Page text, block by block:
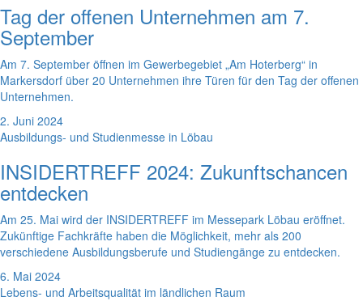
Tag der offenen Unternehmen am 7.
September
Am 7. September öffnen im Gewerbegebiet „Am Hoterberg“ in
Markersdorf über 20 Unternehmen ihre Türen für den Tag der offenen
Unternehmen.
2. Juni 2024
Ausbildungs- und Studienmesse in Löbau
INSIDERTREFF 2024: Zukunftschancen
entdecken
Am 25. Mai wird der INSIDERTREFF im Messepark Löbau eröffnet.
Zukünftige Fachkräfte haben die Möglichkeit, mehr als 200
verschiedene Ausbildungsberufe und Studiengänge zu entdecken.
6. Mai 2024
Lebens- und Arbeitsqualität im ländlichen Raum